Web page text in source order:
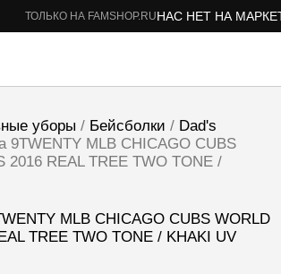
ТОЛЬКО НА FAMSHOP.RUНАС НЕТ НА
уборы / Бейсболки / Dad's
9TWENTY MLB CHICAGO CUBS
2016 REAL TREE TWO TONE /